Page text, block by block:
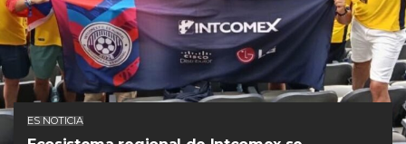
ES NOTICIA